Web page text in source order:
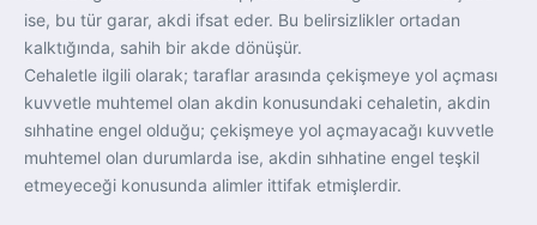
ise, bu tür garar, akdi ifsat eder. Bu belirsizlikler ortadan
kalktığında, sahih bir akde dönüşür.
Cehaletle ilgili olarak; taraflar arasında çekişmeye yol açması
kuvvetle muhtemel olan akdin konusundaki cehaletin, akdin
sıhhatine engel olduğu; çekişmeye yol açmayacağı kuvvetle
muhtemel olan durumlarda ise, akdin sıhhatine engel teşkil
etmeyeceği konusunda alimler ittifak etmişlerdir.